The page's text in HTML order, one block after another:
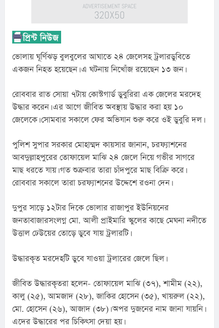
ভোলায় ঘূর্ণিঝড় বুলবুলের আঘাতে ২৪ জেলেসহ ট্রলারডুবিতে
একজন নিহত হয়েছেন। এ ঘটনায় নিখোঁজ রয়েছেন ১৩ জন।
রোববার রাত সোয়া ৭টায় কোস্টগার্ড ডুবুরিরা এক জেলের মরদেহ
উদ্ধার করেন। এর আগে জীবিত অবস্থায় উদ্ধার করা হয় ১০
জেলেকে। সোমবার সকালে ফের অভিযান শুরু করে ওই ডুবুরি দল।
পুলিশ সুপার সরকার মোহাম্মদ কায়সার জানান, চরফ্যাশনের
আবদুল্লাহপুরের তোফায়েল মাঝি ২৪ জেলে নিয়ে গভীর সাগরে
মাছ ধরতে যায়। গত শুক্রবার তারা চাঁদপুরে মাছ বিক্রি করে।
রোববার সকালে তারা চরফ্যাশনের উদ্দেশে রওনা দেন।
দুপুর সাড়ে ১২টার দিকে ভোলার রাজাপুর ইউনিয়নের
জনতাবাজারসংলগ্ন মো. আলী প্রাইমারি স্কুলের কাছে মেঘনা নদীতে
উত্তাল ঢেউয়ের তোড়ে ডুবে যায় ট্রলারটি।
উদ্ধারকৃত মরদেহটি ডুবে যাওয়া ট্রলারের জেলে ছিল।
জীবিত উদ্ধারকৃতরা হলেন- তোফায়েল মাঝি (৩৭), শামীম (২২),
কালু (২৫), আমজাদ (২৮), জাকির হোসেন (৩৫), খায়রুল (২২),
মো. হোসেন (২৬), আজাদ (৩৮)। অপর দুজনের নাম জানা যায়নি।
এদের উদ্ধারের পর চিকিৎসা দেয়া হয়।